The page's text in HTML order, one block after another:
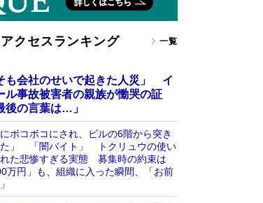
アクセスランキング 一覧
も会社のせいで起きた人災」 イ
ル事故被害者の親族が慟哭の証
の言葉は…」
にボコボコにされ、ビルの6階から突き
た」 「闇バイト」 トクリュウの使い
た悲惨すぎる実態 募集時の約束は
万円」も、組織に入った瞬間、「お前